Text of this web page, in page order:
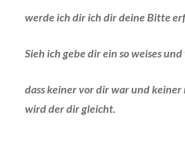
werde ich dir ich dir deine Bitte
Sieh ich gebe dir ein so weises
dass keiner vor dir war und keiner
wird der dir gleicht.